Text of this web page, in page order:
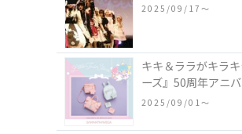
2025/09/17〜
キキ＆ララがキラ
ーズ』50周年アニ
2025/09/01〜